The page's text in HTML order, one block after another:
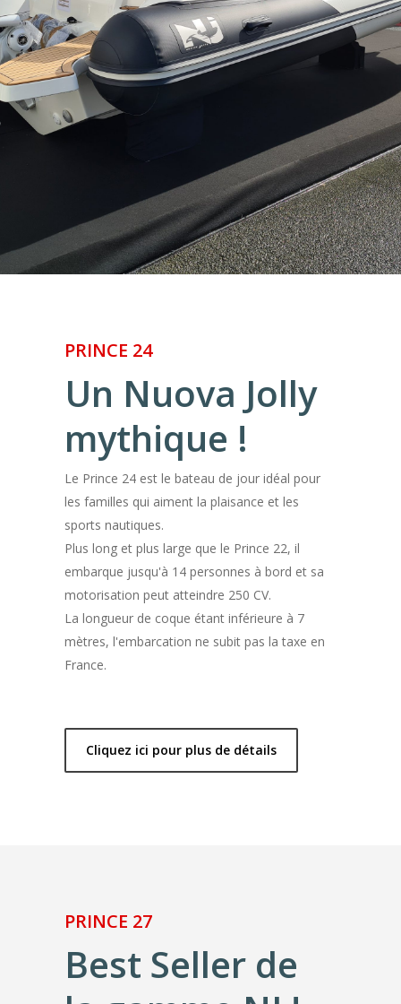
PRINCE 24
Un Nuova Jolly
mythique !
Le Prince 24 est le bateau de jour idéal pour
les familles qui aiment la plaisance et les
sports nautiques.
Plus long et plus large que le Prince 22, il
embarque jusqu'à 14 personnes à bord et sa
motorisation peut atteindre 250 CV.
La longueur de coque étant inférieure à 7
mètres, l'embarcation ne subit pas la taxe en
France.
Cliquez ici pour plus de détails
PRINCE 27
Best Seller de